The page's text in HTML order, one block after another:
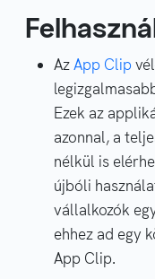
AzApp Clip
Ezek az
azonnal, a
nélkül is
újbóli
vállalkozók
ehhez ad egy
App Clip.